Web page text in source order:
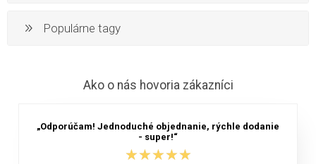
Populárne tagy
Ako o nás hovoria zákazníci
„Odporúčam! Jednoduché objednanie, rýchle dodanie
- super!“
★★★★★
★★★★★